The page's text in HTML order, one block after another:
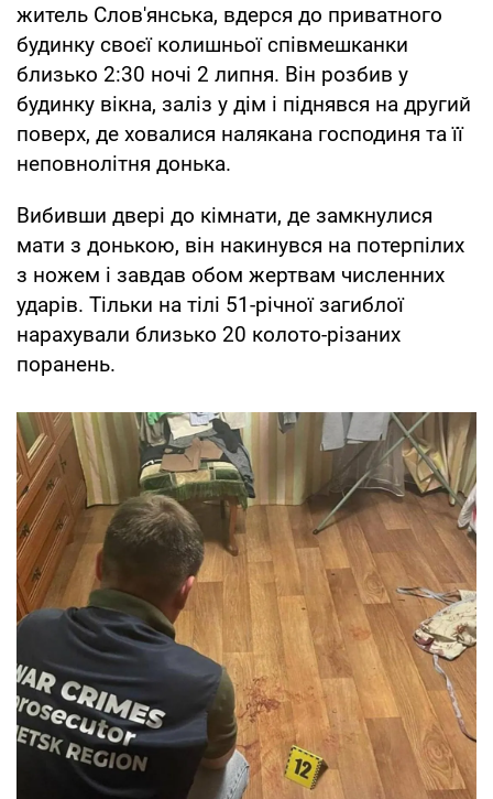
житель Слов'янська, вдерся до приватного
будинку своєї колишньої співмешканки
близько 2:30 ночі 2 липня. Він розбив у
будинку вікна, заліз у дім і піднявся на другий
поверх, де ховалися налякана господиня та її
неповнолітня донька.
Вибивши двері до кімнати, де замкнулися
мати з донькою, він накинувся на потерпілих
з ножем і завдав обом жертвам численних
ударів. Тільки на тілі 51-річної загиблої
нарахували близько 20 колото-різаних
поранень.